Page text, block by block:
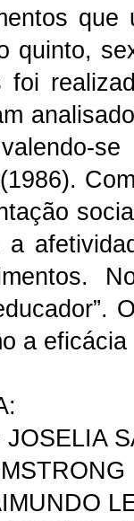
quinto,
foi
a
a